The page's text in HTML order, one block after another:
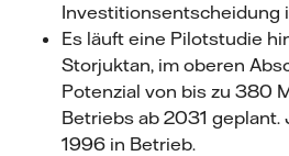
Investitionsentscheidung
Es läuft eine Pilotstudie
Storjuktan, im oberen
Potenzial von bis zu 380
Betriebs ab 2031
1996 in Betrieb.